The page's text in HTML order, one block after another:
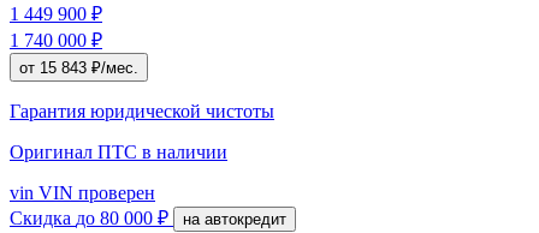
1 449 900 ₽
1 740 000 ₽
от 15 843 ₽/мес.
Гарантия юридической чистоты
Оригинал ПТС в наличии
vin VIN проверен
Скидка до 80 000 ₽ на автокредит